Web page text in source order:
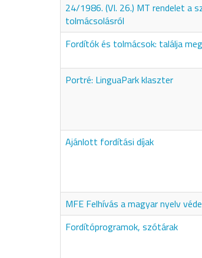
24/1986. (VI. 26.) MT rendelet a
tolmácsolásról
Fordítók és tolmácsok: találja
Portré: LinguaPark klaszter
Ajánlott fordítási díjak
MFE Felhívás a magyar nyelv
Fordítóprogramok, szótárak